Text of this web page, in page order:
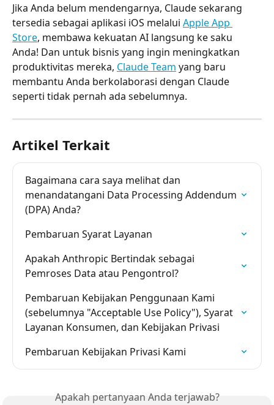
Jika Anda belum mendengarnya, Claude sekarang
tersedia sebagai aplikasi iOS melalui Apple App
Store, membawa kekuatan AI langsung ke saku
Anda! Dan untuk bisnis yang ingin meningkatkan
produktivitas mereka, Claude Team yang baru
membantu Anda berkolaborasi dengan Claude
seperti tidak pernah ada sebelumnya.
Artikel Terkait
Bagaimana cara saya melihat dan
menandatangani Data Processing Addendum
(DPA) Anda?
Pembaruan Syarat Layanan
Apakah Anthropic Bertindak sebagai
Pemroses Data atau Pengontrol?
Pembaruan Kebijakan Penggunaan Kami
(sebelumnya "Acceptable Use Policy"), Syarat
Layanan Konsumen, dan Kebijakan Privasi
Pembaruan Kebijakan Privasi Kami
Apakah pertanyaan Anda terjawab?